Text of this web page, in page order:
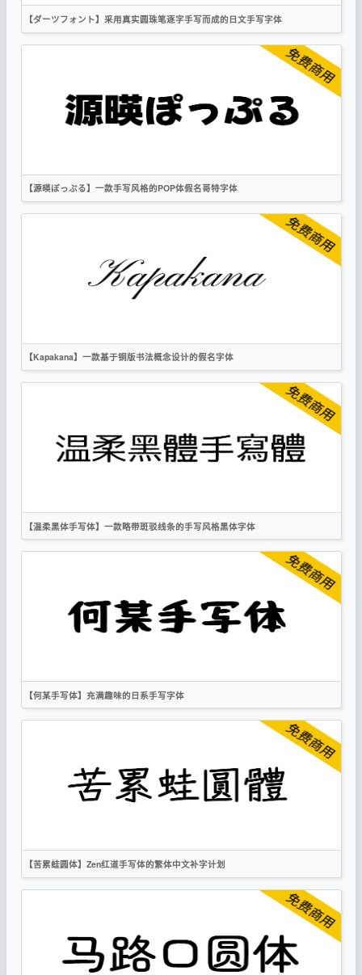
OFL
【ダーツフォント】采用真实圆珠笔逐字手写而成的日文手写字体
日文
【源暎ぽっぷる】一款手写风格的POP体假名哥特字体
日文
标题
【Kapakana】一款基于铜版书法概念设计的假名字体
英文
时尚
【温柔黑体手写体】一款略带斑驳线条的手写风格黑体字体
繁体
手写
【何某手写体】充满趣味的日系手写字体
简体
手写
【苦累蛙圆体】Zen红道手写体的繁体中文补字计划
繁体